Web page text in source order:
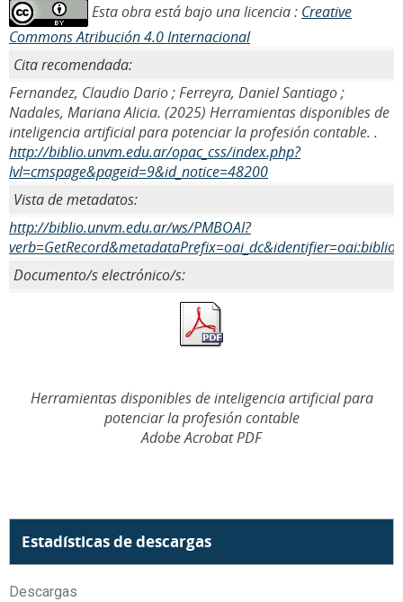
Esta obra está bajo una licencia : Creative
Commons Atribución 4.0 Internacional
Cita recomendada:
Fernandez, Claudio Dario ; Ferreyra, Daniel Santiago ;
Nadales, Mariana Alicia. (2025) Herramientas disponibles de
inteligencia artificial para potenciar la profesión contable. .
http://biblio.unvm.edu.ar/opac_css/index.php?
lvl=cmspage&pageid=9&id_notice=48200
Vista de metadatos:
http://biblio.unvm.edu.ar/ws/PMBOAI?
Documento/s electrónico/s:
Herramientas disponibles de inteligencia artificial para
potenciar la profesión contable
Adobe Acrobat PDF
Estadísticas de descargas
Descargas